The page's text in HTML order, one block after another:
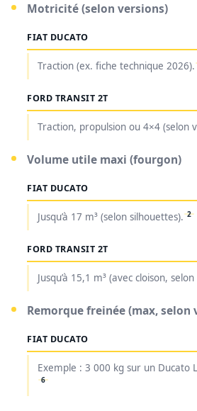
Motricité (selon versions)
FIAT DUCATO
Traction (ex. fiche technique 2026).
FORD TRANSIT 2T
Traction, propulsion ou 4×4 (selon
Volume utile maxi (fourgon)
FIAT DUCATO
Jusqu’à 17 m³ (selon silhouettes). 2
FORD TRANSIT 2T
Jusqu’à 15,1 m³ (avec cloison,
Remorque freinée (max, selon
FIAT DUCATO
Exemple : 3 000 kg sur un Ducato
6